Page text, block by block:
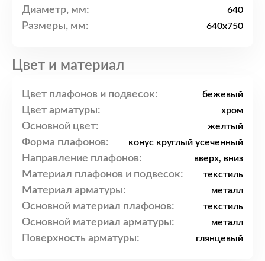
Диаметр, мм: 640
Размеры, мм: 640x750
Цвет и материал
Цвет плафонов и подвесок: бежевый
Цвет арматуры: хром
Основной цвет: желтый
Форма плафонов: конус круглый усеченный
Направление плафонов: вверх, вниз
Материал плафонов и подвесок: текстиль
Материал арматуры: металл
Основной материал плафонов: текстиль
Основной материал арматуры: металл
Поверхность арматуры: глянцевый